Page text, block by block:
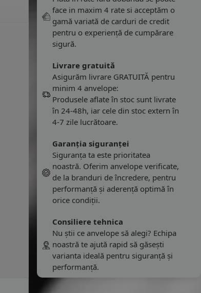
face in maxim 4 rate si acceptăm o
gamă variată de carduri de credit
pentru o experiență de cumpărare
sigură.
Livrare gratuită
Asigurăm livrare GRATUITĂ pentru
minim 4 anvelope:
Produsele aflate în stoc sunt livrate
în 24-48h, iar cele din stoc extern în
4-7 zile lucrătoare.
Garanția siguranței
Siguranța ta este prioritatea
noastră. Oferim anvelope verificate,
de la branduri de încredere, pentru
performanță și aderență optimă în
orice condiții.
Consiliere tehnica
Nu știi ce anvelope să alegi? Echipa
noastră te ajută rapid să găsești
varianta ideală pentru siguranță și
performanță.